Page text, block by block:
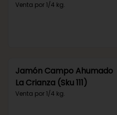
Venta por 1/4 kg.
Jamón Campo Ahumado
La Crianza (Sku 111)
Venta por 1/4 kg.